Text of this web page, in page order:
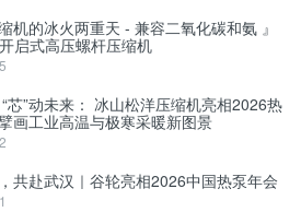
机的冰火两重天 - 兼容二氧化碳和氨 』
启式高压螺杆压缩机
芯”动未来： 冰山松洋压缩机亮相2026热
画工业高温与极寒采暖新图景
共赴武汉｜谷轮亮相2026中国热泵年会